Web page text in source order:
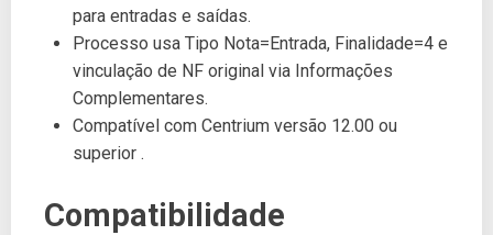
para entradas e saídas.
Processo usa Tipo Nota=Entrada, Finalidade=4 e
vinculação de NF original via Informações
Complementares.
Compatível com Centrium versão 12.00 ou
superior .
Compatibilidade